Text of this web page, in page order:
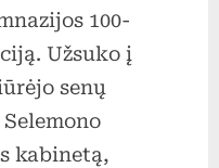
100-
Užsuko į
senų
kabinetą,